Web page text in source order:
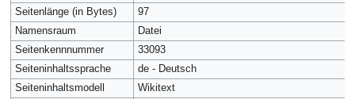
Seitenlänge (in Bytes)
97
Namensraum
Datei
Seitenkennnummer
33093
Seiteninhaltssprache
de - Deutsch
Seiteninhaltsmodell
Wikitext